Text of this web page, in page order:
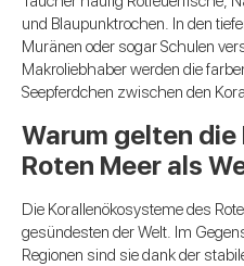
und Blaupunktrochen. In den
Muränen oder sogar Schulen
Makroliebhaber werden die
Seepferdchen zwischen den
Warum gelten
Roten Meer als
Die Korallenökosysteme des
gesündesten der Welt. Im
Regionen sind sie dank der